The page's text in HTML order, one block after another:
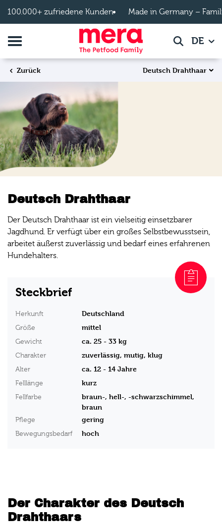
100.000+ zufriedene Kunden Made in Germany –
Navigation umschalten SucheDE
Zurück Deutsch Drahthaar
Deutsch Drahthaar
Der Deutsch Drahthaar ist ein vielseitig einsetzbarer
Jagdhund. Er verfügt über ein großes Selbstbewusstsein,
arbeitet äußerst zuverlässig und bedarf eines erfahrenen
Hundehalters.
Steckbrief
Herkunft Deutschland
Größe mittel
Gewicht ca. 25 - 33 kg
Charakter zuverlässig, mutig, klug
Alter ca. 12 - 14 Jahre
Felllänge kurz
Fellfarbe
braun-, hell-, -schwarzschimmel,
braun
Pflege gering
Bewegungsbedarf hoch
Der Charakter des Deutsch
Drahthaars